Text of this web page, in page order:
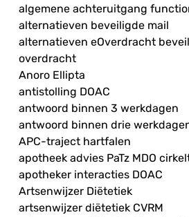
algemene achteruitgang
alternatieven beveiligde mail
alternatieven eOverdracht
overdracht
Anoro Ellipta
antistolling DOAC
antwoord binnen 3 werkdagen
antwoord binnen drie
APC-traject hartfalen
apotheek advies PaTz MDO
apotheker interacties DOAC
Artsenwijzer Diëtetiek
artsenwijzer diëtetiek CVRM